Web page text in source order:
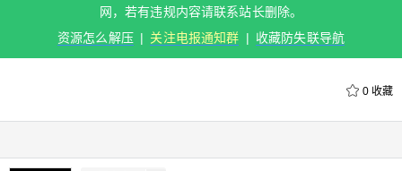
网，若有违规内容请联系站长删除。
资源怎么解压 | 关注电报通知群 | 收藏防失联导航
0 收藏